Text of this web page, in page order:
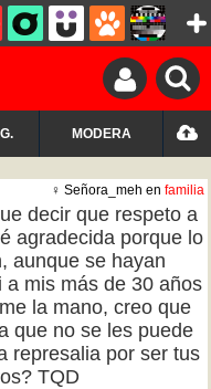
MODERA
♀ Señora_meh en familia
decir que respeto a
agradecida porque lo
aunque se hayan
mis más de 30 años
la mano, creo que
que no se les puede
represalia por ser tus
TQD